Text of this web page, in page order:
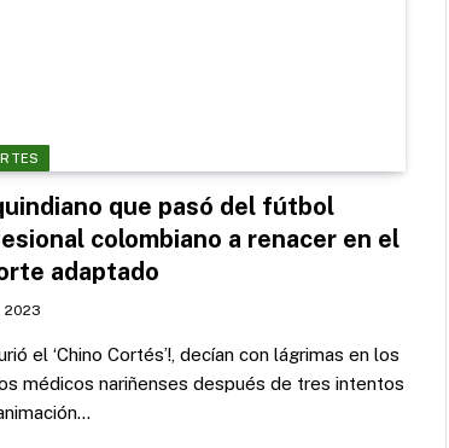
que pasó del fútbol
colombiano a renacer en el
adaptado
2023
el ‘Chino Cortés’!, decían con lágrimas en los
médicos nariñenses después de tres intentos